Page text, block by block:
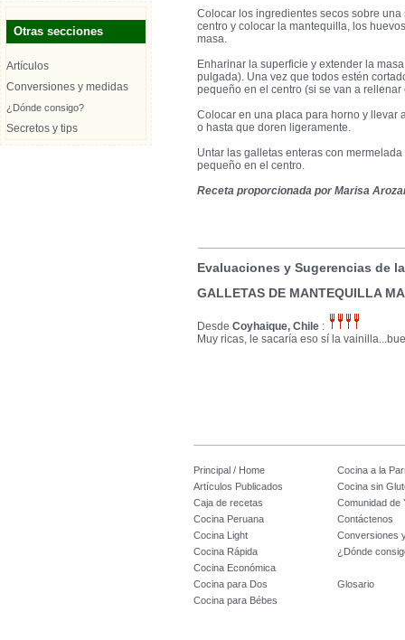
Otras secciones
Artículos
Conversiones y medidas
¿Dónde consigo?
Secretos y tips
Colocar los ingredientes secos sobre
centro y colocar la mantequilla, los
masa.
Enharinar la superficie y extender la
pulgada). Una vez que todos estén
pequeño en el centro (si se van a rellenar
Colocar en una placa para horno y llevar
o hasta que doren ligeramente.
Untar las galletas enteras con
pequeño en el centro.
Receta proporcionada por Marisa
Evaluaciones y Sugerencias de
GALLETAS DE MANTEQUILLA
DesdeCoyhaique, Chile :
Muy ricas, le sacaría eso sí la
Principal / Home
Cocina a la
Artículos Publicados
Cocina sin
Caja de recetas
Comunidad de
Cocina Peruana
Contáctenos
Cocina Light
Conversiones
Cocina Rápida
¿Dónde
Cocina Económica
Cocina para Dos
Glosario
Cocina para Bébes